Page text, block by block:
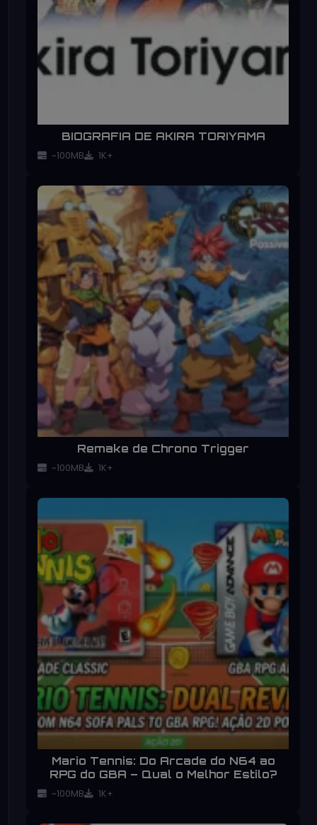
BIOGRAFIA DE AKIRA TORIYAMA
~100MB 1K+
Remake de Chrono Trigger
~100MB 1K+
Mario Tennis: Do Arcade do N64 ao
RPG do GBA – Qual o Melhor Estilo?
~100MB 1K+